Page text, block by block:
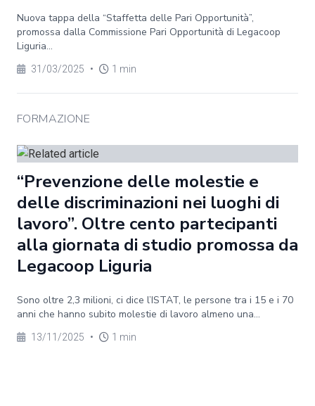
Nuova tappa della “Staffetta delle Pari Opportunità”,
promossa dalla Commissione Pari Opportunità di Legacoop
Liguria...
31/03/2025 • 1 min
FORMAZIONE
“Prevenzione delle molestie e
delle discriminazioni nei luoghi di
lavoro”. Oltre cento partecipanti
alla giornata di studio promossa da
Legacoop Liguria
Sono oltre 2,3 milioni, ci dice l’ISTAT, le persone tra i 15 e i 70
anni che hanno subito molestie di lavoro almeno una...
13/11/2025 • 1 min